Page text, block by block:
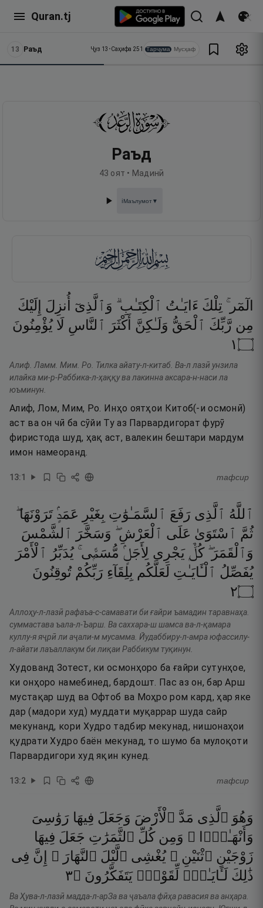
Quran.tj
13 Раъд Ҷуз 13 •Саҳифа 251 Тарҷума Мусҳаф
Раъд
43 оят • Мадинӣ
ℹ️Маълумот▼
الٓمٓر ۚ تِلْكَ ءَايَـٰتُ ٱلْكِتَـٰبِ ۗ وَٱلَّذِىٓ أُنزِلَ
إِلَيْكَ
مِن رَّبِّكَ ٱلْحَقُّ وَلَـٰكِنَّ أَكْثَرَ ٱلنَّاسِ لَا يُؤْمِنُونَ
۝١
Алиф. Ламм. Мим. Ро. Тилка айату-л-китаб. Ва-л лазӣ унзила
илайка ми-р-Раббика-л-ҳаққу ва лакинна аксара-н-наси ла
юъминун.
Алиф, Лом, Мим, Ро. Инҳо оятҳои Китоб(-и осмонӣ)
аст ва он чӣ ба сӯйи Ту аз Парвардигорат фурӯ
фиристода шуд, ҳақ аст, валекин бештари мардум
имон намеоранд.
13:1 тафсир
ٱللَّهُ ٱلَّذِى رَفَعَ ٱلسَّمَـٰوَٰتِ بِغَيْرِ عَمَدٍۢ تَرَوْنَهَا ۖ
ثُمَّ ٱسْتَوَىٰ عَلَى ٱلْعَرْشِ ۖ وَسَخَّرَ ٱلشَّمْسَ
وَٱلْقَمَرَ ۖ كُلٌّۭ يَجْرِى لِأَجَلٍۢ مُّسَمًّۭى ۚ يُدَبِّرُ ٱلْأَمْرَ
يُفَصِّلُ ٱلْـَٔايَـٰتِ لَعَلَّكُم بِلِقَآءِ رَبِّكُمْ تُوقِنُونَ
۝٢
Аллоҳу-л-лазӣ рафаъа-с-самавати би ғайри ъамадин таравнаҳа.
суммастава ъала-л-Ъарш. Ва саххара-ш шамса ва-л-қамара
куллу-я яҷрӣ ли аҷали-м мусамма. Йудаббиру-л-амра юфассилу-
л-айати лаъаллакум би лиқаи Раббикум туқинун.
Худованд Зотест, ки осмонҳоро ба ғайри сутунҳое,
ки онҳоро намебинед, бардошт. Пас аз он, бар Арш
мустақар шуд ва Офтоб ва Моҳро ром кард, ҳар яке
дар (мадори худ) муддати муқаррар шуда сайр
мекунанд, кори Худро тадбир мекунад, нишонаҳои
қудрати Худро баён мекунад, то шумо ба мулоқоти
Парвардигори худ яқин кунед.
13:2 тафсир
وَهُوَ ٱلَّذِى مَدَّ ٱلْأَرْضَ وَجَعَلَ فِيهَا رَوَٰسِىَ
وَأَنْهَـٰرًۭا ۖ وَمِن كُلِّ ٱلثَّمَرَٰتِ جَعَلَ فِيهَا
زَوْجَيْنِ ٱثْنَيْنِ ۖ يُغْشِى ٱلَّيْلَ ٱلنَّهَارَ ۚ إِنَّ فِى
ذَٰلِكَ لَـَٔايَـٰتٍۢ لِّقَوْمٍۢ يَتَفَكَّرُونَ ۝٣
Ва Ҳува-л-лазӣ мадда-л-арЗа ва ҷаъала фӣҳа равасия ва анҳара.